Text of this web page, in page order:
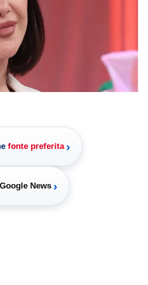
fonte preferita ›
News ›